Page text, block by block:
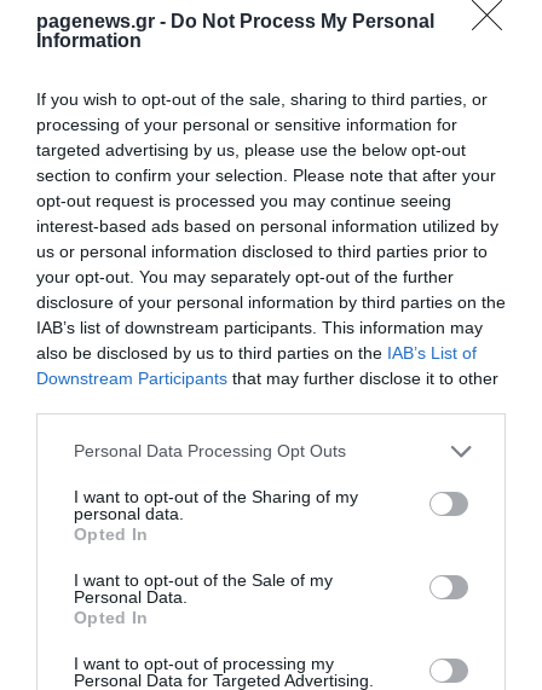
pagenews.gr - Do Not Process My Personal
Information
If you wish to opt-out of the sale, sharing to third parties, or
processing of your personal or sensitive information for
targeted advertising by us, please use the below opt-out
section to confirm your selection. Please note that after your
opt-out request is processed you may continue seeing
interest-based ads based on personal information utilized by
us or personal information disclosed to third parties prior to
your opt-out. You may separately opt-out of the further
disclosure of your personal information by third parties on the
IAB’s list of downstream participants. This information may
also be disclosed by us to third parties on the IAB’s List of
Downstream Participants that may further disclose it to other
Please note that this website/app uses one or more Google
not limited to your visit or usage behaviour. You may click to
grant or deny consent to Google and its third-party tags to
use your data for below specified purposes in below Google
consent section.
Personal Data Processing Opt Outs
I want to opt-out of the Sharing of my
personal data.
Opted In
I want to opt-out of the Sale of my
Personal Data.
Opted In
I want to opt-out of processing my
Personal Data for Targeted Advertising.
09.02.2024 | 00:13
τραγωδία του 1981
ΒΑΣΙΛΗΣ ΔΙΑΜΑΝΤΑΚΟΣ
08.02.2024 | 10:14
Θύρα 7: «Αυτά που ξέρατε
τελείωσαν» (pic)
ΒΑΣΙΛΗΣ ΔΙΑΜΑΝΤΑΚΟΣ
29.09.2023 | 09:42
Θύρα 7: «Δεν θα χαρίσετε ένα
πουλημένο πρωτάθλημα»
06.05.2023 | 19:55
Ξέσπασμα της Θύρας 7 με
ανακοίνωση!
25.04.2023 | 09:20
με τη Θύρα 7....